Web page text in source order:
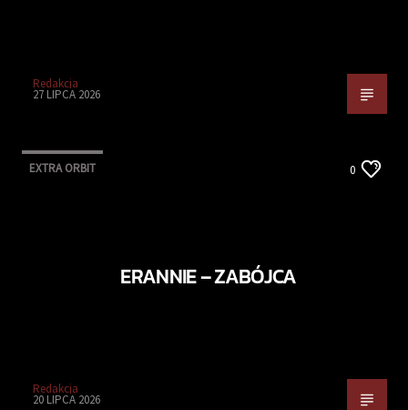
Redakcja
27 LIPCA 2026
EXTRA ORBIT 0
ERANNIE – ZABÓJCA
Redakcja
20 LIPCA 2026